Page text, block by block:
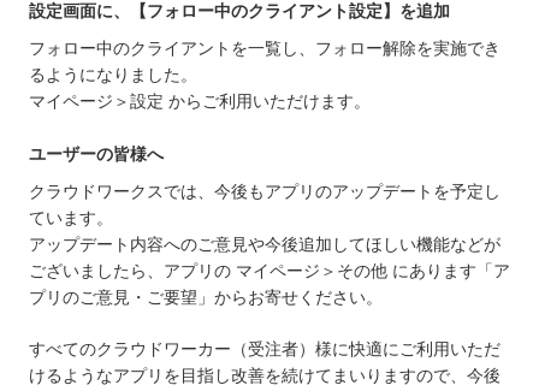
設定画面に、【フォロー中のクライアント設定】を追加
フォロー中のクライアントを一覧し、フォロー解除を実施でき
るようになりました。
マイページ＞設定 からご利用いただけます。
ユーザーの皆様へ
クラウドワークスでは、今後もアプリのアップデートを予定し
ています。
アップデート内容へのご意見や今後追加してほしい機能などが
ございましたら、アプリの マイページ＞その他 にあります「ア
プリのご意見・ご要望」からお寄せください。
すべてのクラウドワーカー（受注者）様に快適にご利用いただ
けるようなアプリを目指し改善を続けてまいりますので、今後